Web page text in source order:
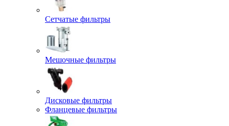
Сетчатые фильтры
Мешочные фильтры
Дисковые фильтры
Фланцевые фильтры